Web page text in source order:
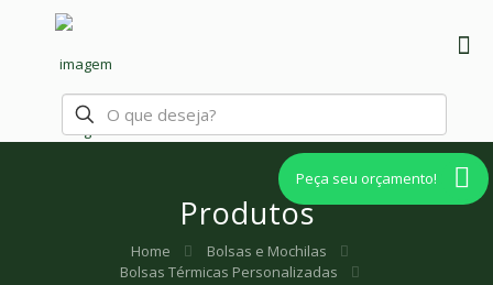
Produtos
Peça seu orçamento!
Home
Bolsas e Mochilas
Bolsas Térmicas Personalizadas